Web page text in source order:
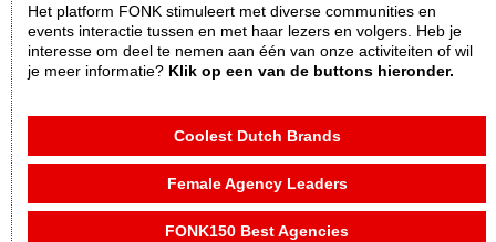
Het platform FONK stimuleert met diverse communities en
events interactie tussen en met haar lezers en volgers. Heb je
interesse om deel te nemen aan één van onze activiteiten of wil
je meer informatie? Klik op een van de buttons hieronder.
Coolest Dutch Brands
Female Agency Leaders
FONK150 Best Agencies